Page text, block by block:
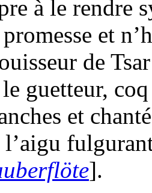
à le rendre
et
de
guetteur,
et
l’aigu
].